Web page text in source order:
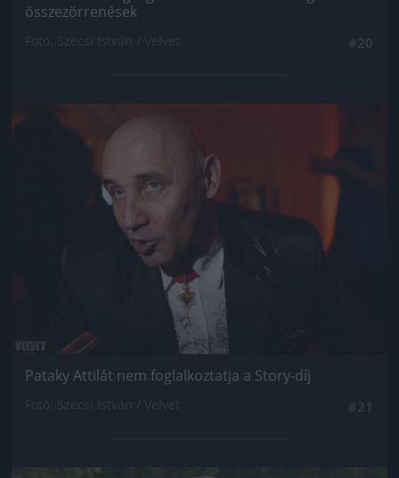
összezörrenések
Jön még kép!
Pataky Attilát nem foglalkoztatja a Story-díj